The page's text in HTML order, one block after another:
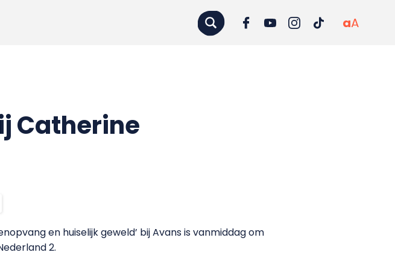
aA
Catherine
en huiselijk geweld’ bij Avans is vanmiddag om
2.